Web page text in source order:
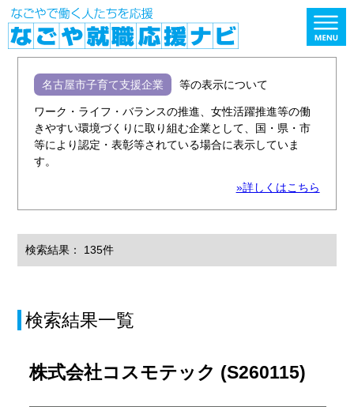
名古屋市子育て支援企業 等の表示について
ワーク・ライフ・バランスの推進、女性活躍推進等の働
きやすい環境づくりに取り組む企業として、国・県・市
等により認定・表彰等されている場合に表示していま
す。
»詳しくはこちら
検索結果： 135件
検索結果一覧
株式会社コスモテック (S260115)